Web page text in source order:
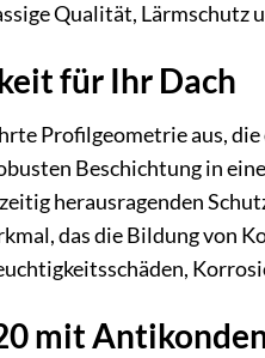
Qualität, Lärmschutz
für Ihr Dach
Profilgeometrie aus,
Beschichtung in
herausragenden
das die Bildung von
mit